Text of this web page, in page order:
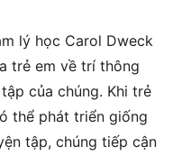
lý học Carol Dweck
trẻ em về trí thông
của chúng. Khi trẻ
thể phát triển giống
tập, chúng tiếp cận